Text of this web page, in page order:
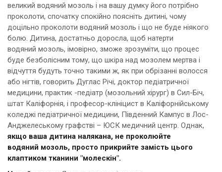
великий водяний мозоль і на вашу думку його потрібно
проколоти, спочатку спокійно поясніть дитині, чому
доцільно проколоти водяний мозоль і що не буде ніякого
болю. Дитина, достатньо доросла, щоб натерти
водяний мозоль, імовірно, зможе зрозуміти, що процес
буде безболісним тому, що шкіра над мозолем мертва і
відчуття будуть точно такими ж, як при обрізанні волосся
або нігтів, говорить Дуглас Річі, доктор педіатричної
медицини, практик -педіатр (мозольний хірург) в Сил-Біч,
штат Каліфорнія, і професор-клініцист в Каліфорнійському
коледжі педіатричної медицини, Південний Кампус в Лос-
Анджелеському графстві – ЮСК медичний центр. Однак,
якщо ваша дитина налякана, не проколюйте
водяний мозоль, просто прикрийте замість цього
клаптиком тканини "молескін".